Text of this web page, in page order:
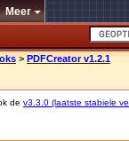
Meer
> PDFCreator v1.2.1
de v3.3.0 (laatste stabiele